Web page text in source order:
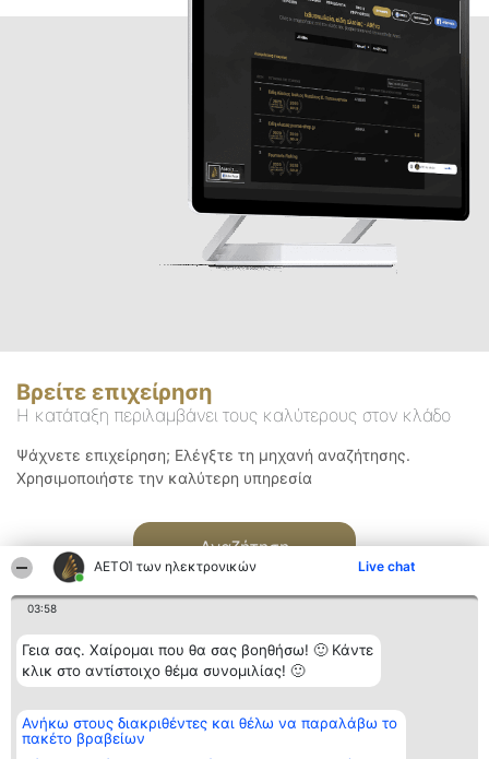
ΑΕΤΟΊ των ηλεκτρονικών Live chat
03:58
Γεια σας. Χαίρομαι που θα σας βοηθήσω! 🙂 Κάντε
κλικ στο αντίστοιχο θέμα συνομιλίας! 🙂
Ανήκω στους διακριθέντες και θέλω να παραλάβω το
πακέτο βραβείων
Βρείτε επιχείρηση
Η κατάταξη περιλαμβάνει τους καλύτερους στον κλάδο
Ψάχνετε επιχείρηση; Ελέγξτε τη μηχανή αναζήτησης.
Χρησιμοποιήστε την καλύτερη υπηρεσία
Αναζήτηση
Διοργανωτής της
κατάταξης
BEAUTIFUL COMPANY
Κατάταξη
Διακριθέντες
των
Επικοινωνία
Επικοινωνία